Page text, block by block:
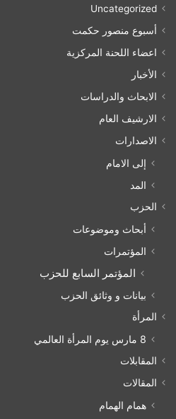
Uncategorized
أسبوع منصور حكمت
اعضاء اللحنة المركزية
الأخبار
الابحاث والدراسات
الارشيف العام
الاصدارات
إلى الامام
المد
الحزب
أبحاث وموضوعات
المؤتمرات
المؤتمر السابع للحزب
بيانات و وثائق الحزب
المرأة
8 مارس يوم المرأة العالمي
المقابلات
المقالات
همام الهمام